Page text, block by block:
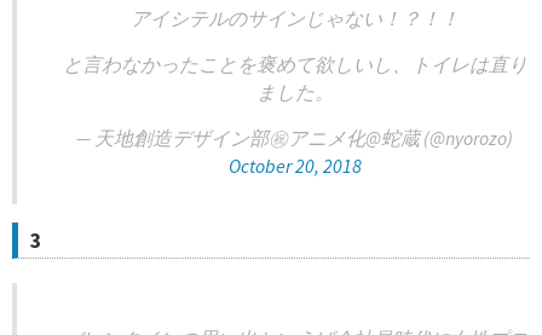
アイシテルのサインじゃない！？！！
と言わなかったことを褒めて欲しいし、トイレは直り
ました。
— 天地創造デザイン部㊗️アニメ化@蛇蔵 (@nyorozo)
October 20, 2018
3